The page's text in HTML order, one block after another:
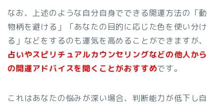
なお、上述のような自分自身でできる開運方法の「動
物柄を避ける」「あなたの目的に応じた色を使い分け
る」などをするのも運気を高めることができますが、
占いやスピリチュアルカウンセリングなどの他人から
の開運アドバイスを聞くことがおすすめです。
これはあなたの悩みが深い場合、判断能力が低下し自